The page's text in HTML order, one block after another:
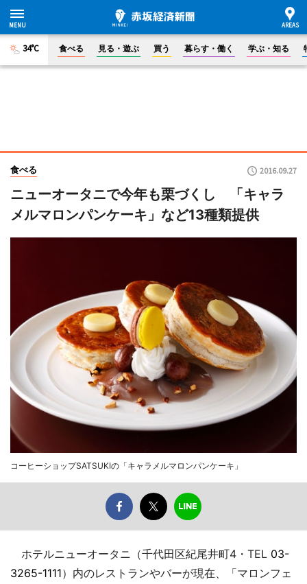
34°C 食べる 見る・遊ぶ 買う 暮らす・働く 学ぶ・知る
食べる 2016.09.27
ニューオータニで今年も栗づくし 「キャラ
メルマロンパンケーキ」など13種類提供
コーヒーショップSATSUKIの「キャラメルマロンパンケーキ」
ホテルニューオータニ（千代田区紀尾井町4・TEL 03-
3265-1111）内のレストランやバーが現在、「マロンフェ